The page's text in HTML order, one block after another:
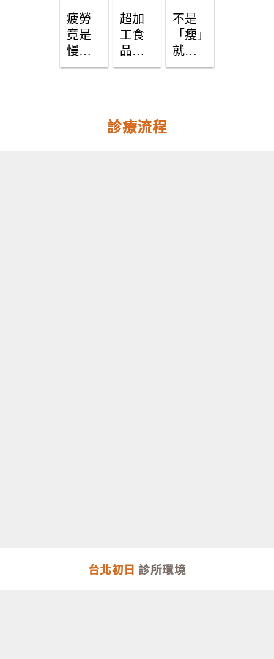
疲勞
竟是
慢性
發炎
超加
工食
品好
吃就
肥
不是
「瘦」
就沒
事！
診療流程
台北初日診所環境